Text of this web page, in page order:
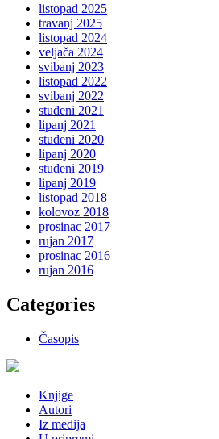
listopad 2025
travanj 2025
listopad 2024
veljača 2024
svibanj 2023
listopad 2022
svibanj 2022
studeni 2021
lipanj 2021
studeni 2020
lipanj 2020
studeni 2019
lipanj 2019
listopad 2018
kolovoz 2018
prosinac 2017
rujan 2017
prosinac 2016
rujan 2016
Categories
Časopis
Knjige
Autori
Iz medija